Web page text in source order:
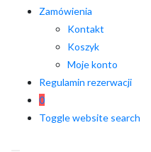
Zamówienia
Kontakt
Koszyk
Moje konto
Regulamin rezerwacji
0
Toggle website search